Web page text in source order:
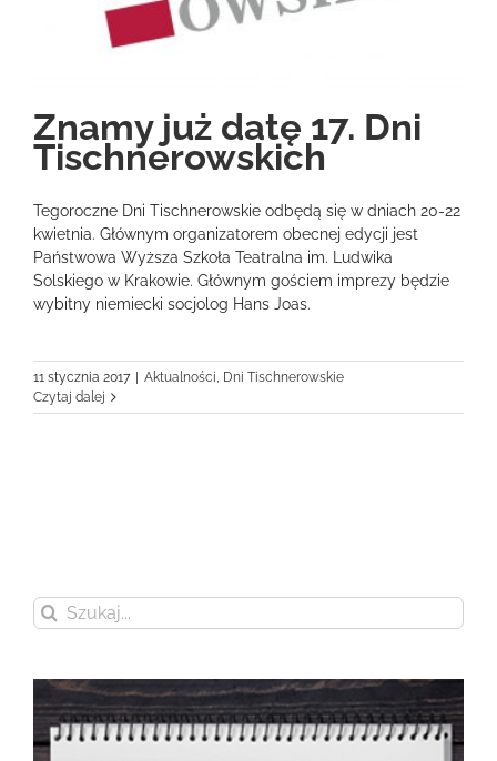
Znamy już datę 17. Dni
Tischnerowskich
Tegoroczne Dni Tischnerowskie odbędą się w dniach 20-22
kwietnia. Głównym organizatorem obecnej edycji jest
Państwowa Wyższa Szkoła Teatralna im. Ludwika
Solskiego w Krakowie. Głównym gościem imprezy będzie
wybitny niemiecki socjolog Hans Joas.
11 stycznia 2017 Aktualności, Dni Tischnerowskie
Czytaj dalej
Szukaj